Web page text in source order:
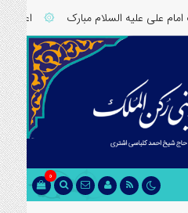
علی علیه السلام مبارک ۞ اعتکاف 1404 مسجد رکن الملک اصفهان
0